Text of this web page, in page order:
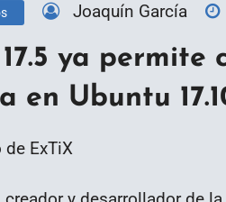
Joaquín García
ya
en Ubuntu